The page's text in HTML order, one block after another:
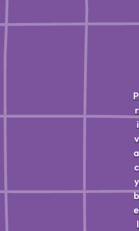
P
r
i
v
a
c
y
b
e
l